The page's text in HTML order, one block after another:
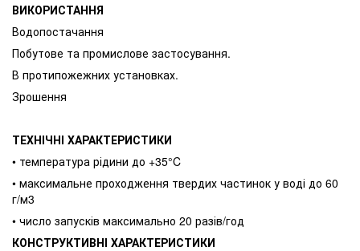
ВИКОРИСТАННЯ
Водопостачання
Побутове та промислове застосування.
В протипожежних установках.
Зрошення
ТЕХНІЧНІ ХАРАКТЕРИСТИКИ
• температура рідини до +35°C
• максимальне проходження твердих частинок у воді до 60
г/м3
• число запусків максимально 20 разів/год
КОНСТРУКТИВНІ ХАРАКТЕРИСТИКИ